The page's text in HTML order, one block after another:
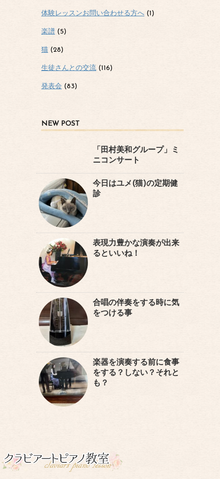
体験レッスンお問い合わせる方へ (1)
楽譜 (5)
猫 (28)
生徒さんとの交流 (116)
発表会 (83)
NEW POST
「田村美和グループ」ミ
ニコンサート
今日はユメ(猫)の定期健
診
表現力豊かな演奏が出来
るといいね！
合唱の伴奏をする時に気
をつける事
楽器を演奏する前に食事
をする？しない？それと
も？